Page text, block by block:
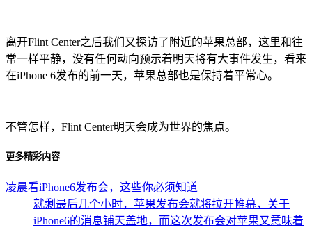
离开Flint Center之后我们又探访了附近的苹果总部，这里和往
常一样平静，没有任何动向预示着明天将有大事件发生，看来
在iPhone 6发布的前一天，苹果总部也是保持着平常心。
不管怎样，Flint Center明天会成为世界的焦点。
更多精彩内容
凌晨看iPhone6发布会，这些你必须知道
就剩最后几个小时，苹果发布会就将拉开帷幕，关于
iPhone6的消息铺天盖地，而这次发布会对苹果又意味着